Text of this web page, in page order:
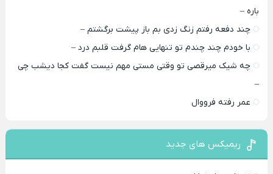
باره –
چند دفعه رفتم زنگ زدی بم باز پیشت برگشتم –
با خودم چند چندم تو تنهایی هام گرفت قلبم درد –
چه شیک میرقصی تو وقتی مستی مهم نیست گفت کجا دیشب چی
–
عمر رفته فرووال
ریمیکس های جدید